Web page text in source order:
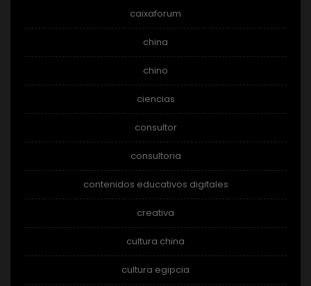
caixaforum
china
chino
ciencias
consultor
consultoria
contenidos educativos digitales
creativa
cultura china
cultura egipcia